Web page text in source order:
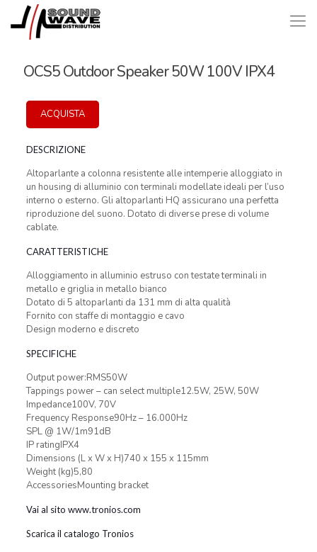
OCS5 Outdoor Speaker 50W 100V IPX4
ACQUISTA
DESCRIZIONE
Altoparlante a colonna resistente alle intemperie alloggiato in
un housing di alluminio con terminali modellate ideali per l’uso
interno o esterno. Gli altoparlanti HQ assicurano una perfetta
riproduzione del suono. Dotato di diverse prese di volume
cablate.
CARATTERISTICHE
Alloggiamento in alluminio estruso con testate terminali in
metallo e griglia in metallo bianco
Dotato di 5 altoparlanti da 131 mm di alta qualità
Fornito con staffe di montaggio e cavo
Design moderno e discreto
SPECIFICHE
Output power:RMS50W
Tappings power – can select multiple12.5W, 25W, 50W
Impedance100V, 70V
Frequency Response90Hz – 16.000Hz
SPL @ 1W/1m91dB
IP ratingIPX4
Dimensions (L x W x H)740 x 155 x 115mm
Weight (kg)5,80
AccessoriesMounting bracket
Vai al sito www.tronios.com
Scarica il catalogo Tronios